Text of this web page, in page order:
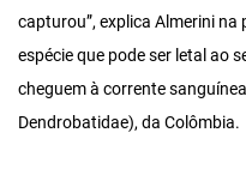
capturou”, explica Almerini
espécie que pode ser letal ao
cheguem à corrente
Dendrobatidae), da Colômbia.